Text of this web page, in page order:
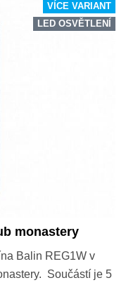
VÍCE VARIANT
LED OSVĚTLENÍ
monastery
Balin REG1W v
Součástí je 5